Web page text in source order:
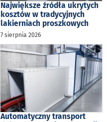
Największe źródła ukrytych
kosztów w tradycyjnych
lakierniach proszkowych
7 sierpnia 2026
Automatyczny transport